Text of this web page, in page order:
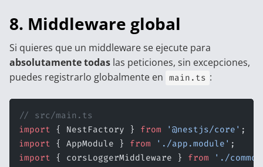
8. Middleware global
Si quieres que un middleware se ejecute para
absolutamente todas las peticiones, sin excepciones,
puedes registrarlo globalmente en main.ts :
// src/main.ts
import { NestFactory } from '@nestjs/core' ;
import { AppModule } from './app.module' ;
import { corsLoggerMiddleware } from './